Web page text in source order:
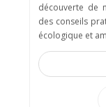
découverte de
des conseils
écologique et